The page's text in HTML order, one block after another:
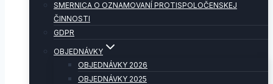
SMERNICA O OZNAMOVANÍ PROTISPOLOČENSKEJ
ČINNOSTI
GDPR
OBJEDNÁVKY
OBJEDNÁVKY 2026
OBJEDNÁVKY 2025